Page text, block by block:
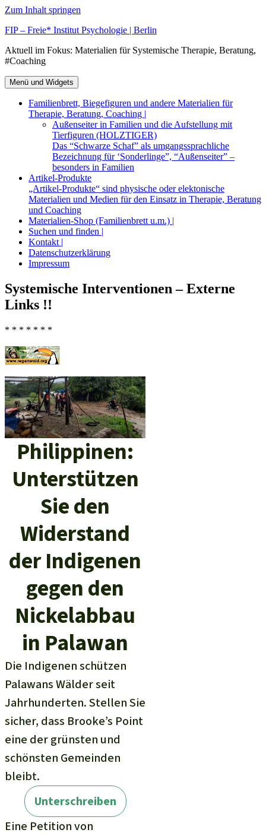
Zum Inhalt springen
FIP – Freie* Institut Psychologie | Berlin
Aktuell im Fokus: Materialien für Systemische Therapie, Beratung,
#Coaching
Menü und Widgets
Familienbrett, Biegefiguren und andere Materialien für
Therapie, Beratung, Coaching |
Außenseiter in Familien und die Aufstellung mit
Tierfiguren (HOLZTIGER)
Das “Schwarze Schaf” als umgangssprachliche
Bezeichnung für ‘Sonderlinge”, “Außenseiter” –
besonders in Familien
Artikel-Produkte
„Artikel-Produkte“ sind physische oder elektonische
Materialien und Medien für den Einsatz in Therapie, Beratung
und Coaching
Materialien-Shop (Familienbrett u.m.) |
Suchen und finden |
Kontakt |
Datenschutzerklärung
Impressum
Systemische Interventionen – Externe
Links !!
* * * * * * *